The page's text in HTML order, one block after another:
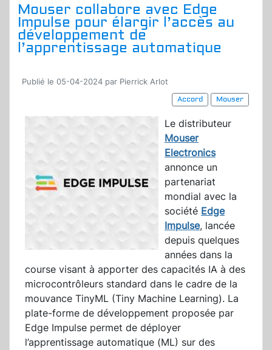
Mouser collabore avec Edge
Impulse pour élargir l’accès au
développement de
l’apprentissage automatique
Publié le 05-04-2024 par Pierrick Arlot
Accord
Mouser
Le distributeur
Mouser
Electronics
annonce un
partenariat
mondial avec la
société Edge
Impulse, lancée
depuis quelques
années dans la
course visant à apporter des capacités IA à des
microcontrôleurs standard dans le cadre de la
mouvance TinyML (Tiny Machine Learning). La
plate-forme de développement proposée par
Edge Impulse permet de déployer
l’apprentissage automatique (ML) sur des